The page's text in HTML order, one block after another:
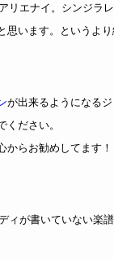
リエナイ。シンジラレ
います。というよ
が出来るようになるジ
ださい。
らお勧めしてます！
が書いていない楽